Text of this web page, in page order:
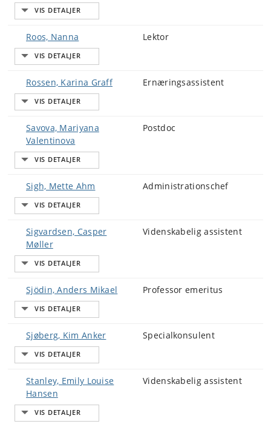
Roos, Nanna Lektor
Rossen, Karina Graff Ernæringsassistent
Savova, Mariyana
Valentinova
Postdoc
Sigh, Mette Ahm Administrationschef
Sigvardsen, Casper
Møller
Videnskabelig assistent
Sjödin, Anders Mikael Professor emeritus
Sjøberg, Kim Anker Specialkonsulent
Stanley, Emily Louise
Hansen
Videnskabelig assistent